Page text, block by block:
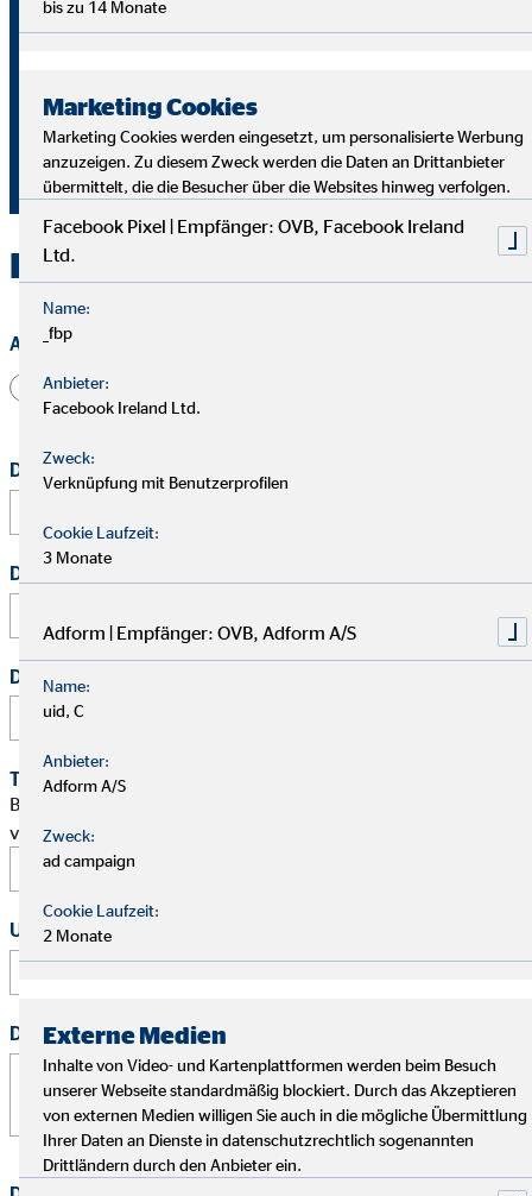
Besuchen Sie mich auf
Kontakt zu OVB in Rodewisch
Anrede
Herr
Dein vollständiger Name
Deine E-Mail Adresse
Deine Telefonnummer
Terminwunsch
Bitte schlage mir einen Termin für ein persönliches Gespräch
vor.
Uhrzeit
:
Deine Nachricht*
bis zu 14 Monate
Marketing Cookies
Marketing Cookies werden eingesetzt, um personalisierte Werbung
anzuzeigen. Zu diesem Zweck werden die Daten an Drittanbieter
übermittelt, die die Besucher über die Websites hinweg verfolgen.
Facebook Pixel | Empfänger: OVB, Facebook Ireland
Ltd.
Name:
_fbp
Anbieter:
Facebook Ireland Ltd.
Zweck:
Verknüpfung mit Benutzerprofilen
Cookie Laufzeit:
3 Monate
Adform | Empfänger: OVB, Adform A/S
Name:
uid, C
Anbieter:
Adform A/S
Zweck:
ad campaign
Cookie Laufzeit:
2 Monate
Externe Medien
Inhalte von Video- und Kartenplattformen werden beim Besuch
unserer Webseite standardmäßig blockiert. Durch das Akzeptieren
von externen Medien willigen Sie auch in die mögliche Übermittlung
Ihrer Daten an Dienste in datenschutzrechtlich sogenannten
Drittländern durch den Anbieter ein.